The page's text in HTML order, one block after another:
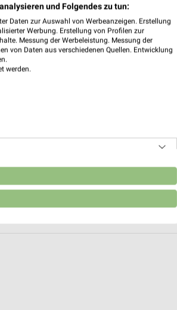
und Folgendes zu tun:
Daten zur Auswahl von Werbeanzeigen. Erstellung
Werbung. Erstellung von Profilen zur
Messung der Werbeleistung. Messung der
von Daten aus verschiedenen Quellen. Entwicklung
werden.